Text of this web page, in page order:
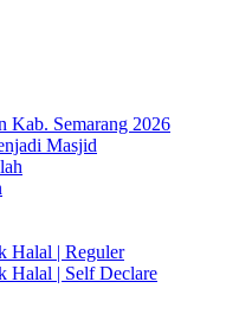
Kab. Semarang 2026
Masjid
Halal | Reguler
Halal | Self Declare